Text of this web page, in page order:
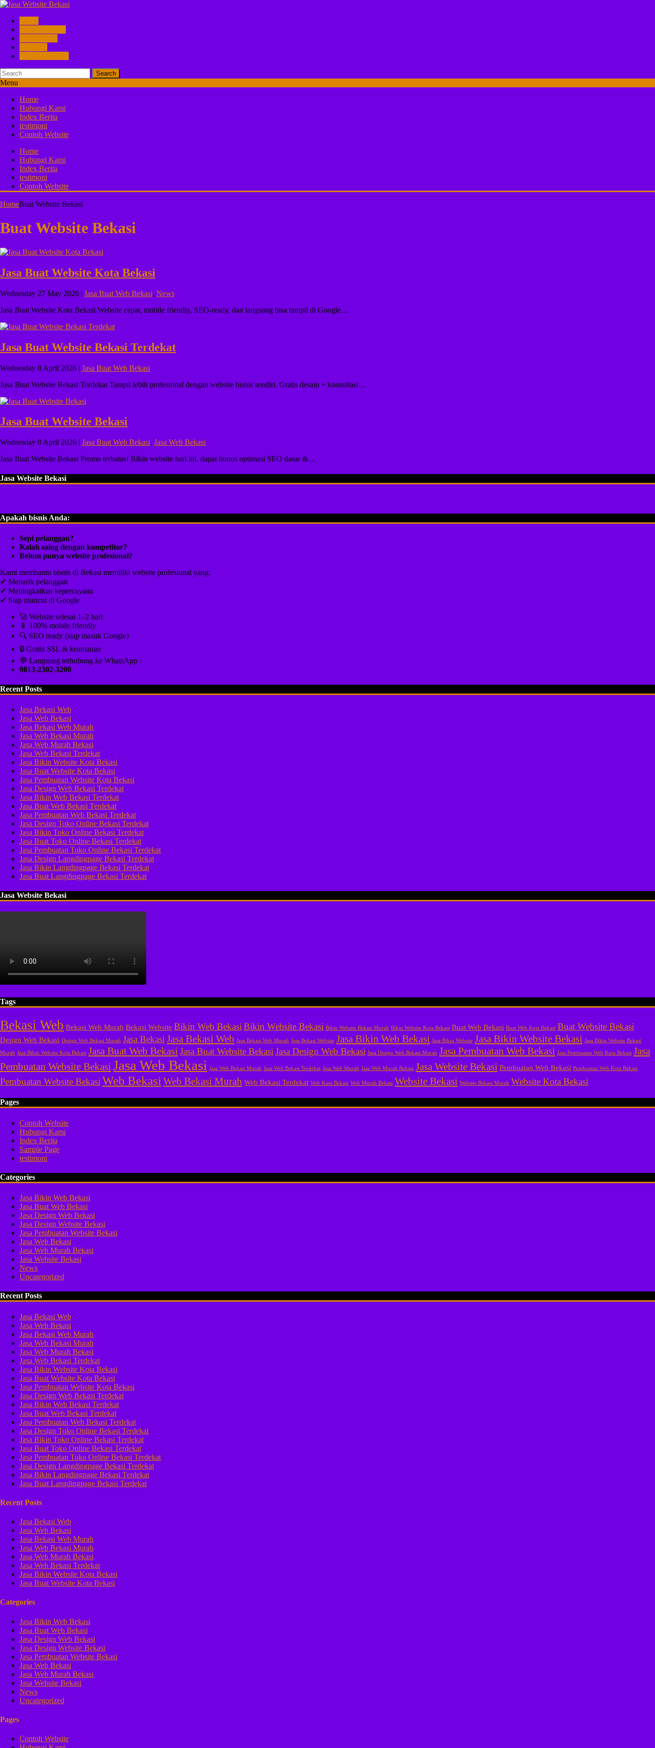
Search
Menu
Home
Hubungi Kami
Index Berita
testimoni
Contoh Website
Home
Hubungi Kami
Index Berita
testimoni
Contoh Website
HomeBuat Website Bekasi
Buat Website Bekasi
Jasa Buat Website Kota Bekasi
Wednesday 27 May 2026 | Jasa Buat Web Bekasi, News
Jasa Buat Website Kota Bekasi Website cepat, mobile friendly, SEO-ready, dan langsung bisa tampil di Google…
Jasa Buat Website Bekasi Terdekat
Wednesday 8 April 2026 | Jasa Buat Web Bekasi
Jasa Buat Website Bekasi Terdekat Tampil lebih profesional dengan website bisnis sendiri. Gratis desain + konsultasi…
Jasa Buat Website Bekasi
Wednesday 8 April 2026 | Jasa Buat Web Bekasi, Jasa Web Bekasi
Jasa Buat Website Bekasi Promo terbatas! Bikin website hari ini, dapat bonus optimasi SEO dasar &…
Jasa Website Bekasi
Apakah bisnis Anda:
Sepi pelanggan?
Kalah saing dengan kompetitor?
Belum punya website profesional?
Kami membantu bisnis di Bekasi memiliki website profesional yang:
✔ Menarik pelanggan
✔ Meningkatkan kepercayaan
✔ Siap muncul di Google
🚀 Website selesai 1–2 hari
📱 100% mobile friendly
🔍 SEO ready (siap masuk Google)
🔒 Gratis SSL & keamanan
💬 Langsung terhubung ke WhatsApp :
0813-2302-3200
Recent Posts
Jasa Bekasi Web
Jasa Web Bekasi
Jasa Bekasi Web Murah
Jasa Web Bekasi Murah
Jasa Web Murah Bekasi
Jasa Web Bekasi Terdekat
Jasa Bikin Website Kota Bekasi
Jasa Buat Website Kota Bekasi
Jasa Pembuatan Website Kota Bekasi
Jasa Design Web Bekasi Terdekat
Jasa Bikin Web Bekasi Terdekat
Jasa Buat Web Bekasi Terdekat
Jasa Pembuatan Web Bekasi Terdekat
Jasa Design Toko Online Bekasi Terdekat
Jasa Bikin Toko Online Bekasi Terdekat
Jasa Buat Toko Online Bekasi Terdekat
Jasa Pembuatan Toko Online Bekasi Terdekat
Jasa Design Langdingpage Bekasi Terdekat
Jasa Bikin Langdingpage Bekasi Terdekat
Jasa Buat Langdingpage Bekasi Terdekat
Jasa Website Bekasi
Tags
Bekasi Web Bekasi Web Murah Bekasi Website Bikin Web Bekasi Bikin Website Bekasi Bikin Website Bekasi Murah Bikin Website Kota Bekasi Buat Web Bekasi Buat Web Kota Bekasi Buat Website Bekasi
Design Web Bekasi Design Web Bekasi Murah Jasa Bekasi Jasa Bekasi Web Jasa Bekasi Web Murah Jasa Bekasi Website Jasa Bikin Web Bekasi Jasa Bikin Website Jasa Bikin Website Bekasi Jasa Bikin Website Bekasi
Murah Jasa Bikin Website Kota Bekasi Jasa Buat Web BekasiJasa Buat Website Bekasi Jasa Design Web Bekasi Jasa Design Web Bekasi Murah Jasa Pembuatan Web Bekasi Jasa Pembuatan Web Kota Bekasi Jasa
Pembuatan Website BekasiJasa Web Bekasi Jasa Web Bekasi Murah Jasa Web Bekasi Terdekat Jasa Web Murah Jasa Web Murah Bekasi Jasa Website Bekasi Pembuatan Web Bekasi Pembuatan Web Kota Bekasi
Pembuatan Website Bekasi Web Bekasi Web Bekasi Murah Web Bekasi Terdekat Web Kota Bekasi Web Murah Bekasi Website Bekasi Website Bekasi Murah Website Kota Bekasi
Pages
Contoh Website
Hubungi Kami
Index Berita
Sample Page
testimoni
Categories
Jasa Bikin Web Bekasi
Jasa Buat Web Bekasi
Jasa Design Web Bekasi
Jasa Design Website Bekasi
Jasa Pembuatan Website Bekasi
Jasa Web Bekasi
Jasa Web Murah Bekasi
Jasa Website Bekasi
News
Uncategorized
Recent Posts
Jasa Bekasi Web
Jasa Web Bekasi
Jasa Bekasi Web Murah
Jasa Web Bekasi Murah
Jasa Web Murah Bekasi
Jasa Web Bekasi Terdekat
Jasa Bikin Website Kota Bekasi
Jasa Buat Website Kota Bekasi
Jasa Pembuatan Website Kota Bekasi
Jasa Design Web Bekasi Terdekat
Jasa Bikin Web Bekasi Terdekat
Jasa Buat Web Bekasi Terdekat
Jasa Pembuatan Web Bekasi Terdekat
Jasa Design Toko Online Bekasi Terdekat
Jasa Bikin Toko Online Bekasi Terdekat
Jasa Buat Toko Online Bekasi Terdekat
Jasa Pembuatan Toko Online Bekasi Terdekat
Jasa Design Langdingpage Bekasi Terdekat
Jasa Bikin Langdingpage Bekasi Terdekat
Jasa Buat Langdingpage Bekasi Terdekat
Recent Posts
Jasa Bekasi Web
Jasa Web Bekasi
Jasa Bekasi Web Murah
Jasa Web Bekasi Murah
Jasa Web Murah Bekasi
Jasa Web Bekasi Terdekat
Jasa Bikin Website Kota Bekasi
Jasa Buat Website Kota Bekasi
Categories
Jasa Bikin Web Bekasi
Jasa Buat Web Bekasi
Jasa Design Web Bekasi
Jasa Design Website Bekasi
Jasa Pembuatan Website Bekasi
Jasa Web Bekasi
Jasa Web Murah Bekasi
Jasa Website Bekasi
News
Uncategorized
Pages
Contoh Website